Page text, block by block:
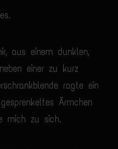
aus einem dunklen,
einer zu kurz
ragte ein
Ärmchen
mich zu sich.